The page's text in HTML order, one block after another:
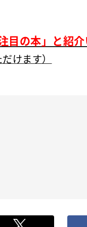
目の本」と紹介
けます）